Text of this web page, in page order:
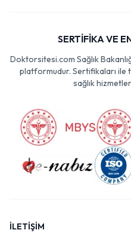
SERTİFİKA VE
Doktorsitesi.com Sağlık
platformudur. Sertifikaları ile
sağlık
İLETİŞİM